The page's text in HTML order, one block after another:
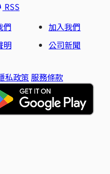
RSS
們
加入我們
明
公司新聞
私政策 服務條款